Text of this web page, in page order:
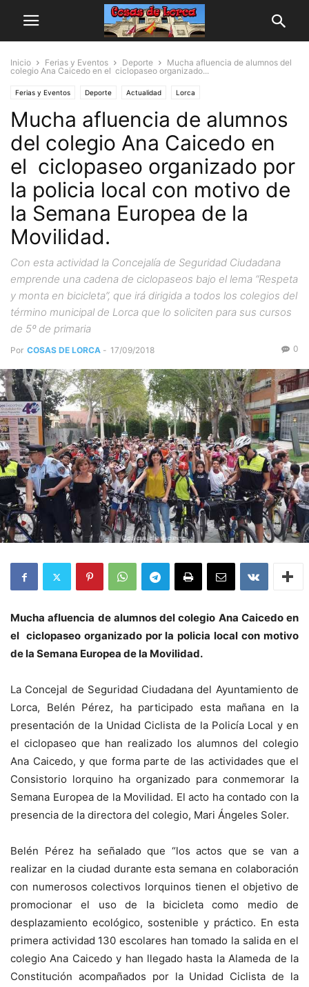
Inicio Ferias y Eventos Deporte
Mucha afluencia de alumnos del
colegio Ana Caicedo en el ciclopaseo organizado...
Ferias y Eventos Deporte Actualidad Lorca
Mucha afluencia de alumnos
del colegio Ana Caicedo en
el ciclopaseo organizado por
la policia local con motivo de
la Semana Europea de la
Movilidad.
Con esta actividad la Concejalía de Seguridad Ciudadana
emprende una cadena de ciclopaseos bajo el lema “Respeta
y monta en bicicleta”, que irá dirigida a todos los colegios del
término municipal de Lorca que lo soliciten para sus cursos
de 5º de primaria
Por COSAS DE LORCA - 17/09/2018 0
Mucha afluencia de alumnos del colegio Ana Caicedo en
el ciclopaseo organizado por la policia local con motivo
de la Semana Europea de la Movilidad.
La Concejal de Seguridad Ciudadana del Ayuntamiento de
Lorca, Belén Pérez, ha participado esta mañana en la
presentación de la Unidad Ciclista de la Policía Local y en
el ciclopaseo que han realizado los alumnos del colegio
Ana Caicedo, y que forma parte de las actividades que el
Consistorio lorquino ha organizado para conmemorar la
Semana Europea de la Movilidad. El acto ha contado con la
presencia de la directora del colegio, Mari Ángeles Soler.
Belén Pérez ha señalado que “los actos que se van a
realizar en la ciudad durante esta semana en colaboración
con numerosos colectivos lorquinos tienen el objetivo de
promocionar el uso de la bicicleta como medio de
desplazamiento ecológico, sostenible y práctico. En esta
primera actividad 130 escolares han tomado la salida en el
colegio Ana Caicedo y han llegado hasta la Alameda de la
Constitución acompañados por la Unidad Ciclista de la